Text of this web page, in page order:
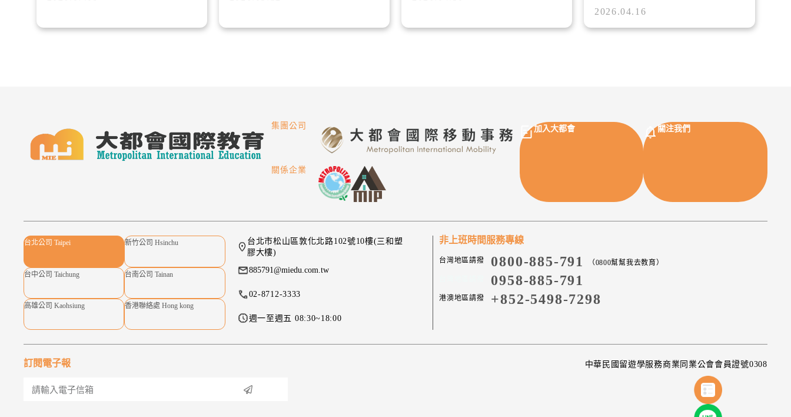
2026.04.16
集團公司
關係企業
加入大都會 關注我們
台北公司 Taipei 新竹公司 Hsinchu
台中公司 Taichung 台南公司 Tainan
高雄公司 Kaohsiung 香港聯絡處 Hong kong
台北市松山區敦化北路102號10樓(三和塑
膠大樓)
885791@miedu.com.tw
02-8712-3333
週一至週五 08:30~18:00
非上班時間服務專線
台灣地區請撥 0800-885-791
（0800幫幫我去教育）
0958-885-791
港澳地區請撥 +852-5498-7298
訂閱電子報 中華民國留遊學服務商業同業公會會員證號0308